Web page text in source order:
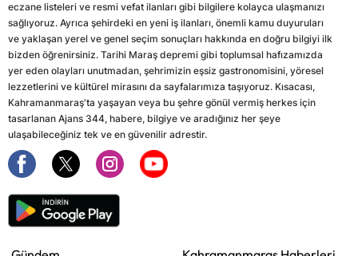
eczane listeleri ve resmi vefat ilanları gibi bilgilere kolayca ulaşmanızı
sağlıyoruz. Ayrıca şehirdeki en yeni iş ilanları, önemli kamu duyuruları
ve yaklaşan yerel ve genel seçim sonuçları hakkında en doğru bilgiyi ilk
bizden öğrenirsiniz. Tarihi Maraş depremi gibi toplumsal hafızamızda
yer eden olayları unutmadan, şehrimizin eşsiz gastronomisini, yöresel
lezzetlerini ve kültürel mirasını da sayfalarımıza taşıyoruz. Kısacası,
Kahramanmaraş'ta yaşayan veya bu şehre gönül vermiş herkes için
tasarlanan Ajans 344, habere, bilgiye ve aradığınız her şeye
ulaşabileceğiniz tek ve en güvenilir adrestir.